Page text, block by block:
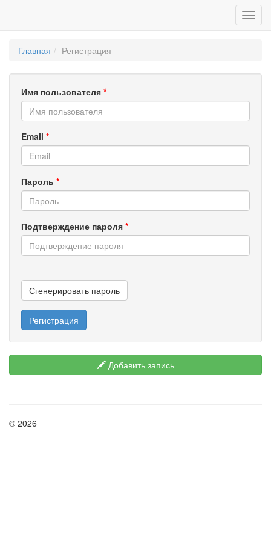
Главная Регистрация
Имя пользователя *
Email *
Пароль *
Подтверждение пароля *
Сгенерировать пароль
Регистрация
Добавить запись
© 2026